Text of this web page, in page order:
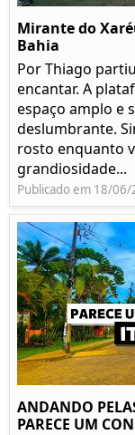
Mirante do
Bahia
Por Thiago
encantar. A
espaço amplo e
deslumbrante.
rosto enquanto
grandiosidade...
Publicado em 18/06/
ANDANDO
PARECE UM